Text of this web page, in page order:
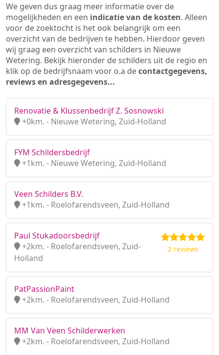
We geven dus graag meer informatie over de
mogelijkheden en een indicatie van de kosten. Alleen
voor de zoektocht is het ook belangrijk om een
overzicht van de bedrijven te hebben. Hierdoor geven
wij graag een overzicht van schilders in Nieuwe
Wetering. Bekijk hieronder de schilders uit de regio en
klik op de bedrijfsnaam voor o.a decontactgegevens,
reviews en adresgegevens...
Renovatie & Klussenbedrijf Z. Sosnowski
+0km. - Nieuwe Wetering, Zuid-Holland
FYM Schildersbedrijf
+1km. - Nieuwe Wetering, Zuid-Holland
Veen Schilders B.V.
+1km. - Roelofarendsveen, Zuid-Holland
Paul Stukadoorsbedrijf
+2km. - Roelofarendsveen, Zuid-
Holland
2 reviews
PatPassionPaint
+2km. - Roelofarendsveen, Zuid-Holland
MM Van Veen Schilderwerken
+2km. - Roelofarendsveen, Zuid-Holland